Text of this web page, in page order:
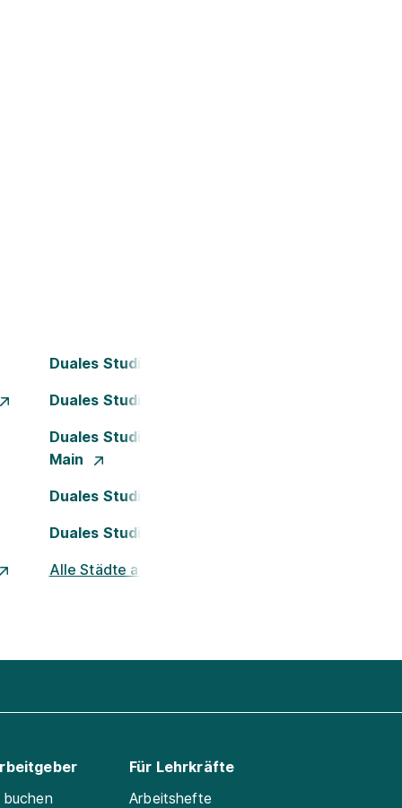
Duales Studium Bielefeld
Duales Studium Dortmund
Duales Studium Frankfurt am
Main
Duales Studium Köln
Duales Studium Nürnberg
Alle Städte ansehen
Für Lehrkräfte
Arbeitshefte